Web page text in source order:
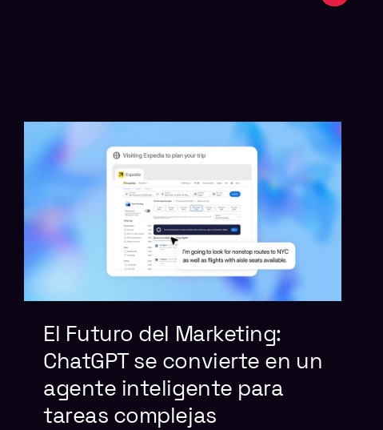
El Futuro del Marketing:
ChatGPT se convierte en un
agente inteligente para
tareas complejas